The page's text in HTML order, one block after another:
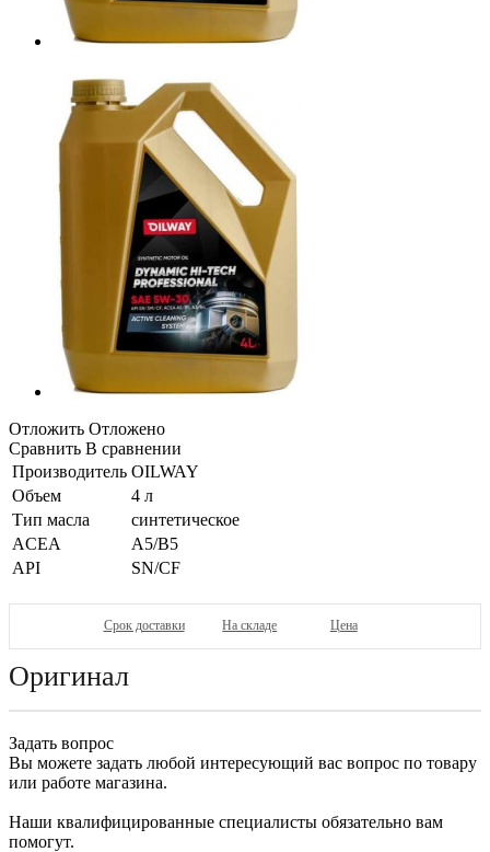
Отложить Отложено
Сравнить В сравнении
Производитель OILWAY
Объем
4 л
Тип масла
синтетическое
ACEA
A5/B5
API
SN/CF
Срок доставки На складе Цена
Оригинал
Задать вопрос
Вы можете задать любой интересующий вас вопрос по товару
или работе магазина.
Наши квалифицированные специалисты обязательно вам
помогут.